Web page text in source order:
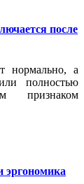
после
нормально, а
полностью
признаком
эргономика